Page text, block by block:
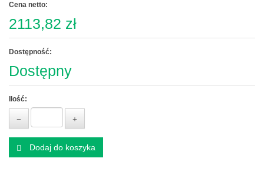
Cena netto:
2113,82 zł
Dostępność:
Dostępny
Ilość:
Dodaj do koszyka